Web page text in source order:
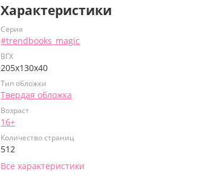
Характеристики
Серия
#trendbooks_magic
ВГХ
205х130х40
Тип обложки
Твердая обложка
Возраст
16+
Количество страниц
512
Все характеристики